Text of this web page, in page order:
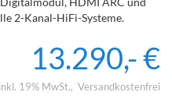
2-Kanal-HiFi-Systeme.
13.290,- €
inkl. 19% MwSt. Versandkostenfrei